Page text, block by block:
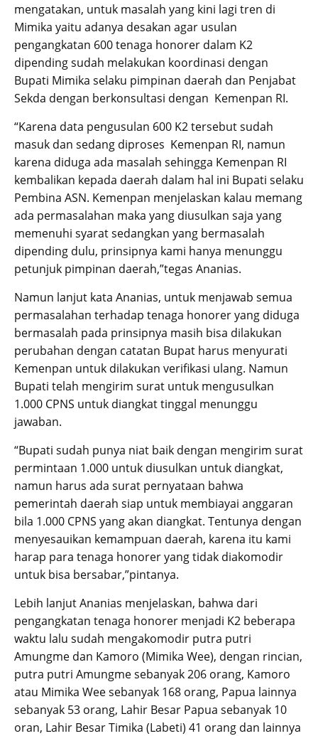
mengatakan, untuk masalah yang kini lagi tren di
Mimika yaitu adanya desakan agar usulan
pengangkatan 600 tenaga honorer dalam K2
dipending sudah melakukan koordinasi dengan
Bupati Mimika selaku pimpinan daerah dan Penjabat
Sekda dengan berkonsultasi dengan Kemenpan RI.
“Karena data pengusulan 600 K2 tersebut sudah
masuk dan sedang diproses Kemenpan RI, namun
karena diduga ada masalah sehingga Kemenpan RI
kembalikan kepada daerah dalam hal ini Bupati selaku
Pembina ASN. Kemenpan menjelaskan kalau memang
ada permasalahan maka yang diusulkan saja yang
memenuhi syarat sedangkan yang bermasalah
dipending dulu, prinsipnya kami hanya menunggu
petunjuk pimpinan daerah,”tegas Ananias.
Namun lanjut kata Ananias, untuk menjawab semua
permasalahan terhadap tenaga honorer yang diduga
bermasalah pada prinsipnya masih bisa dilakukan
perubahan dengan catatan Bupat harus menyurati
Kemenpan untuk dilakukan verifikasi ulang. Namun
Bupati telah mengirim surat untuk mengusulkan
1.000 CPNS untuk diangkat tinggal menunggu
jawaban.
“Bupati sudah punya niat baik dengan mengirim surat
permintaan 1.000 untuk diusulkan untuk diangkat,
namun harus ada surat pernyataan bahwa
pemerintah daerah siap untuk membiayai anggaran
bila 1.000 CPNS yang akan diangkat. Tentunya dengan
menyesauikan kemampuan daerah, karena itu kami
harap para tenaga honorer yang tidak diakomodir
untuk bisa bersabar,”pintanya.
Lebih lanjut Ananias menjelaskan, bahwa dari
pengangkatan tenaga honorer menjadi K2 beberapa
waktu lalu sudah mengakomodir putra putri
Amungme dan Kamoro (Mimika Wee), dengan rincian,
putra putri Amungme sebanyak 206 orang, Kamoro
atau Mimika Wee sebanyak 168 orang, Papua lainnya
sebanyak 53 orang, Lahir Besar Papua sebanyak 10
oran, Lahir Besar Timika (Labeti) 41 orang dan lainnya